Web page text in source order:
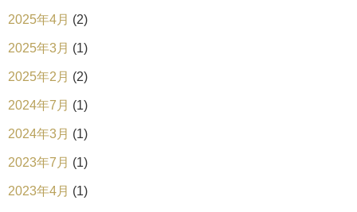
2025年4月 (2)
2025年3月 (1)
2025年2月 (2)
2024年7月 (1)
2024年3月 (1)
2023年7月 (1)
2023年4月 (1)